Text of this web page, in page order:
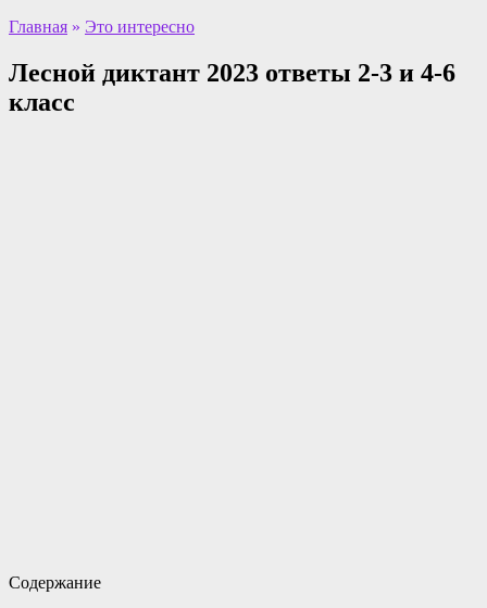
Главная » Это интересно
Лесной диктант 2023 ответы 2-3 и 4-6
класс
Содержание